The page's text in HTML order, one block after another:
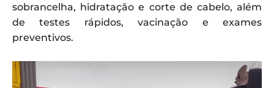
sobrancelha, hidratação e corte de cabelo, além
de testes rápidos, vacinação e exames
preventivos.